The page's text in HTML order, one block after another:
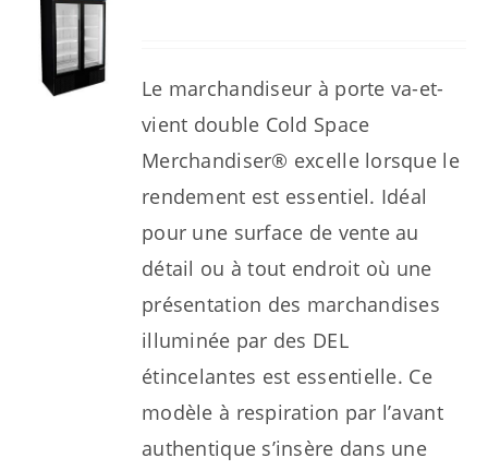
Le marchandiseur à porte va-et-
vient double Cold Space
Merchandiser® excelle lorsque le
rendement est essentiel. Idéal
pour une surface de vente au
détail ou à tout endroit où une
présentation des marchandises
illuminée par des DEL
étincelantes est essentielle. Ce
modèle à respiration par l’avant
authentique s’insère dans une